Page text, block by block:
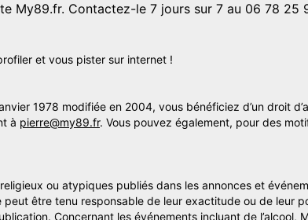
My89.fr. Contactez-le 7 jours sur 7 au 06 78 25
et vous pister sur internet !
1978 modifiée en 2004, vous bénéficiez d’un droit
à pierre@my89.fr. Vous pouvez également, pour des
ou atypiques publiés dans les annonces et
peut être tenu responsable de leur exactitude ou de leur
Concernant les événements incluant de l’alcool,